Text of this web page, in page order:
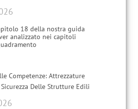
18 della nostra guida
analizzato nei capitoli
Competenze: Attrezzature
Delle Strutture Edili